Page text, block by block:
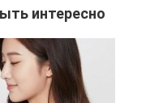
интересно